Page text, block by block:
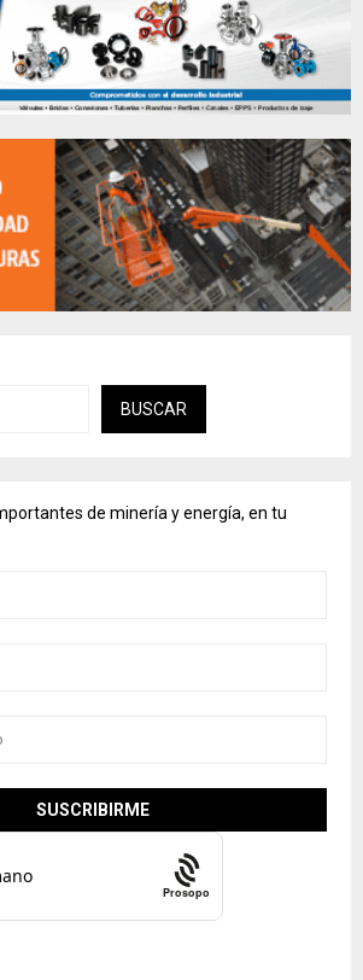
BUSCAR
de minería y energía, en tu
Prosopo